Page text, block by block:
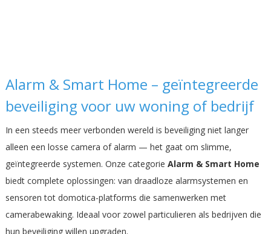
Alarm & Smart Home – geïntegreerde
beveiliging voor uw woning of bedrijf
In een steeds meer verbonden wereld is beveiliging niet langer
alleen een losse camera of alarm — het gaat om slimme,
geïntegreerde systemen. Onze categorie Alarm & Smart Home
biedt complete oplossingen: van draadloze alarmsystemen en
sensoren tot domotica-platforms die samenwerken met
camerabewaking. Ideaal voor zowel particulieren als bedrijven die
hun beveiliging willen upgraden.